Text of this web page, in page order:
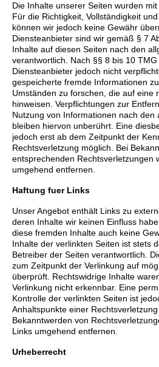
Die Inhalte unserer Seiten wurden
Für die Richtigkeit, Vollständigkeit
können wir jedoch keine Gewähr
Diensteanbieter sind wir gemäß § 7
Inhalte auf diesen Seiten nach den
verantwortlich. Nach §§ 8 bis 10
Diensteanbieter jedoch nicht
gespeicherte fremde Informationen
Umständen zu forschen, die auf eine
hinweisen. Verpflichtungen zur
Nutzung von Informationen nach den
bleiben hiervon unberührt. Eine
jedoch erst ab dem Zeitpunkt der
Rechtsverletzung möglich. Bei
entsprechenden Rechtsverletzungen
umgehend entfernen.
Haftung fuer Links
Unser Angebot enthält Links zu
deren Inhalte wir keinen Einfluss
diese fremden Inhalte auch keine
Inhalte der verlinkten Seiten ist stets
Betreiber der Seiten verantwortlich.
zum Zeitpunkt der Verlinkung auf
überprüft. Rechtswidrige Inhalte
Verlinkung nicht erkennbar. Eine
Kontrolle der verlinkten Seiten ist
Anhaltspunkte einer
Bekanntwerden von
Links umgehend entfernen.
Urheberrecht